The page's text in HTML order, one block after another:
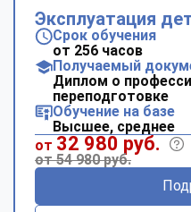
Эксплуатация
Срок обучения
от 256 часов
Получаемый
Диплом о
переподготовке
Обучение на базе
Высшее, среднее
от 32 980 руб.
от 54 980 руб.